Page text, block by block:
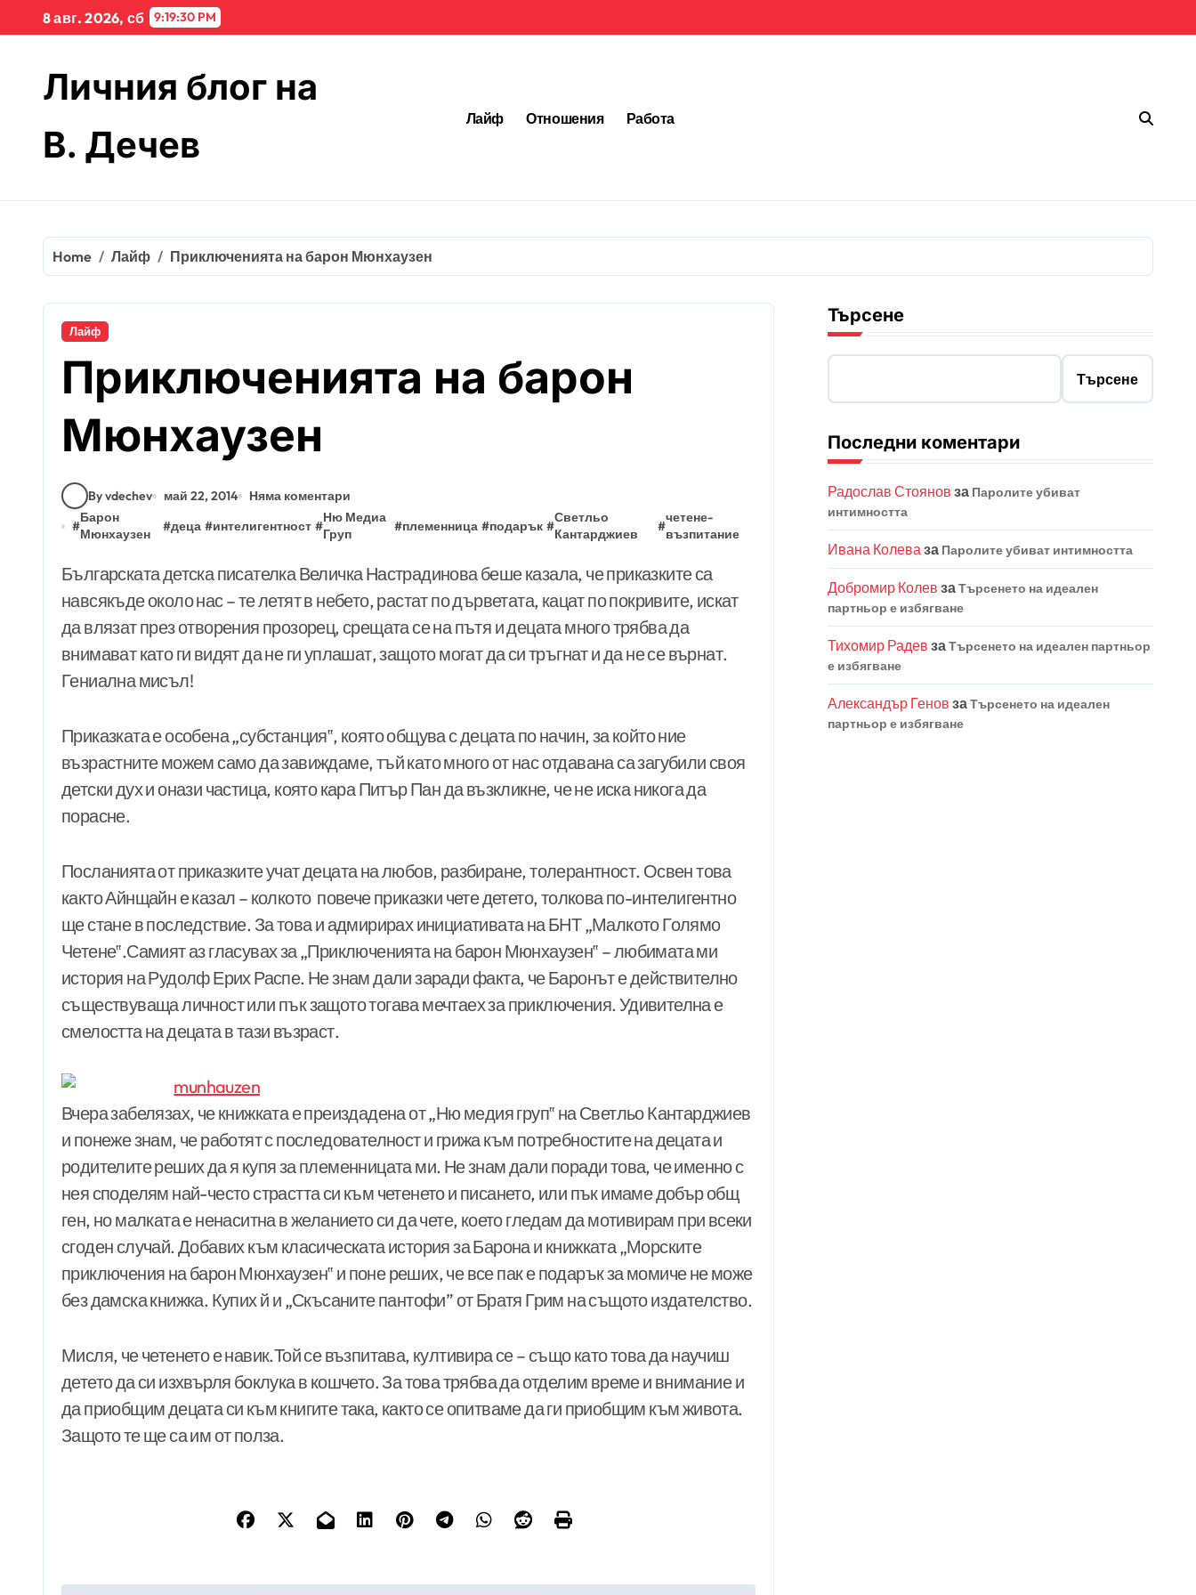
8 авг. 2026, сб 9:19:30 PM
Личния блог на
В. Дечев
Лайф Отношения Работа
Home Лайф Приключенията на барон Мюнхаузен
Лайф
Приключенията на барон
Мюнхаузен
By vdechev май 22, 2014
Няма коментари
#
Барон
Мюнхаузен
#деца #интелигентност #
Ню Медиа
Груп
#племенница #подарък #
Светльо
Кантарджиев
#
четене-
възпитание
Българската детска писателка Величка Настрадинова беше казала, че приказките са
навсякъде около нас – те летят в небето, растат по дърветата, кацат по покривите, искат
да влязат през отворения прозорец, срещата се на пътя и децата много трябва да
внимават като ги видят да не ги уплашат, защото могат да си тръгнат и да не се върнат.
Гениална мисъл!
Приказката е особена „субстанция‟, която общува с децата по начин, за който ние
възрастните можем само да завиждаме, тъй като много от нас отдавана са загубили своя
детски дух и онази частица, която кара Питър Пан да възкликне, че не иска никога да
порасне.
Посланията от приказките учат децата на любов, разбиране, толерантност. Освен това
както Айнщайн е казал – колкото повече приказки чете детето, толкова по-интелигентно
ще стане в последствие. За това и адмирирах инициативата на БНТ „Малкото Голямо
Четене‟.Самият аз гласувах за „Приключенията на барон Мюнхаузен‟ – любимата ми
история на Рудолф Ерих Распе. Не знам дали заради факта, че Баронът е действително
съществуваща личност или пък защото тогава мечтаех за приключения. Удивителна е
смелостта на децата в тази възраст.
Вчера забелязах, че книжката е преиздадена от „Ню медия груп‟ на Светльо Кантарджиев
и понеже знам, че работят с последователност и грижа към потребностите на децата и
родителите реших да я купя за племенницата ми. Не знам дали поради това, че именно с
нея споделям най-често страстта си към четенето и писането, или пък имаме добър общ
ген, но малката е ненаситна в желанието си да чете, което гледам да мотивирам при всеки
сгоден случай. Добавих към класическата история за Барона и книжката „Морските
приключения на барон Мюнхаузен‟ и поне реших, че все пак е подарък за момиче не може
без дамска книжка. Купих й и „Скъсаните пантофи” от Братя Грим на същото издателство.
Мисля, че четенето е навик.Той се възпитава, култивира се – също като това да научиш
детето да си изхвърля боклука в кошчето. За това трябва да отделим време и внимание и
да приобщим децата си към книгите така, както се опитваме да ги приобщим към живота.
Защото те ще са им от полза.
Търсене
Търсене
Последни коментари
Радослав Стоянов за Паролите убиват
интимността
Ивана Колеваза Паролите убиват интимността
Добромир Колев заТърсенето на идеален
партньор е избягване
Тихомир Радев заТърсенето на идеален партньор
е избягване
Александър Генов заТърсенето на идеален
партньор е избягване